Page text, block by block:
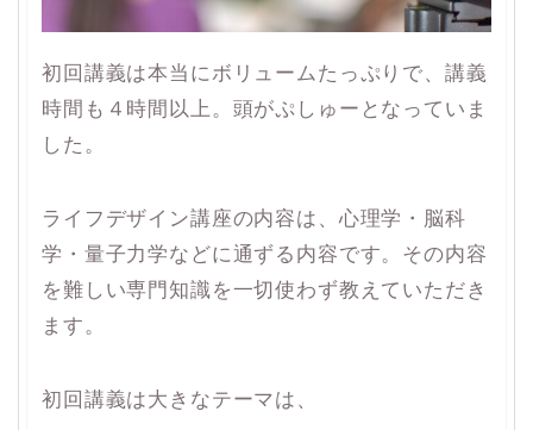
初回講義は本当にボリュームたっぷりで、講義
時間も４時間以上。頭がぷしゅーとなっていま
した。
ライフデザイン講座の内容は、心理学・脳科
学・量子力学などに通ずる内容です。その内容
を難しい専門知識を一切使わず教えていただき
ます。
初回講義は大きなテーマは、